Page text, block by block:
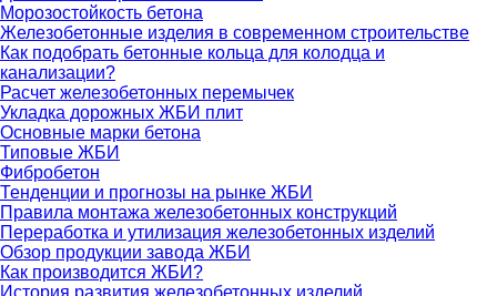
Морозостойкость бетона
Железобетонные изделия в современном строительстве
Как подобрать бетонные кольца для колодца и
канализации?
Расчет железобетонных перемычек
Укладка дорожных ЖБИ плит
Основные марки бетона
Типовые ЖБИ
Фибробетон
Тенденции и прогнозы на рынке ЖБИ
Правила монтажа железобетонных конструкций
Переработка и утилизация железобетонных изделий
Обзор продукции завода ЖБИ
Как производится ЖБИ?
История развития железобетонных изделий